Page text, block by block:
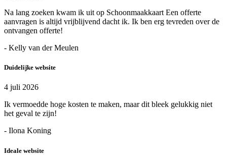
Na lang zoeken kwam ik uit op Schoonmaakkaart Een offerte
aanvragen is altijd vrijblijvend dacht ik. Ik ben erg tevreden over de
ontvangen offerte!
- Kelly van der Meulen
Duidelijke website
4 juli 2026
Ik vermoedde hoge kosten te maken, maar dit bleek gelukkig niet
het geval te zijn!
- Ilona Koning
Ideale website